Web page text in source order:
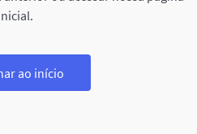
ao início